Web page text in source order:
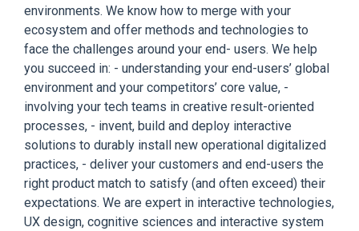
environments. We know how to merge with your
ecosystem and offer methods and technologies to
face the challenges around your end- users. We help
you succeed in: - understanding your end-users’ global
environment and your competitors’ core value, -
involving your tech teams in creative result-oriented
processes, - invent, build and deploy interactive
solutions to durably install new operational digitalized
practices, - deliver your customers and end-users the
right product match to satisfy (and often exceed) their
expectations. We are expert in interactive technologies,
UX design, cognitive sciences and interactive system